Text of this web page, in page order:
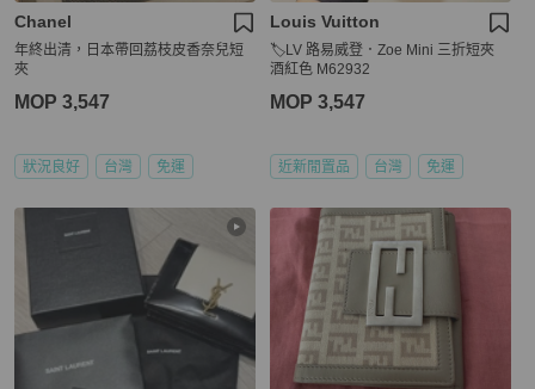
Chanel
年終出清，日本帶回荔枝皮香奈兒短
夾
MOP 3,547
狀況良好 台灣 免運
Louis Vuitton
🏷LV 路易威登．Zoe Mini 三折短夾
酒紅色 M62932
MOP 3,547
近新閒置品 台灣 免運